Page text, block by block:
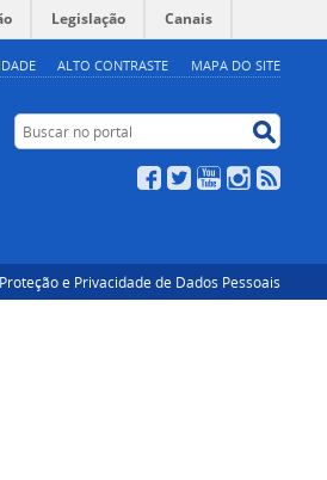
ALTO CONTRASTE MAPA DO SITE
Legislação Canais
Buscar no portal
Facebook
TwitterYouTubeInstagram
Proteção e Privacidade de Dados Pessoais